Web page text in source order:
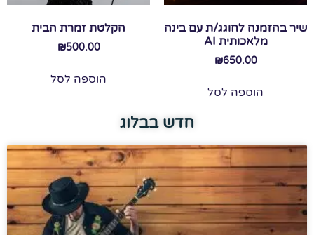
שיר בהזמנה לחוגג/ת עם בינה
מלאכותית AI
₪650.00
הוספה לסל
הקלטת זמרת הבית
₪500.00
הוספה לסל
חדש בבלוג